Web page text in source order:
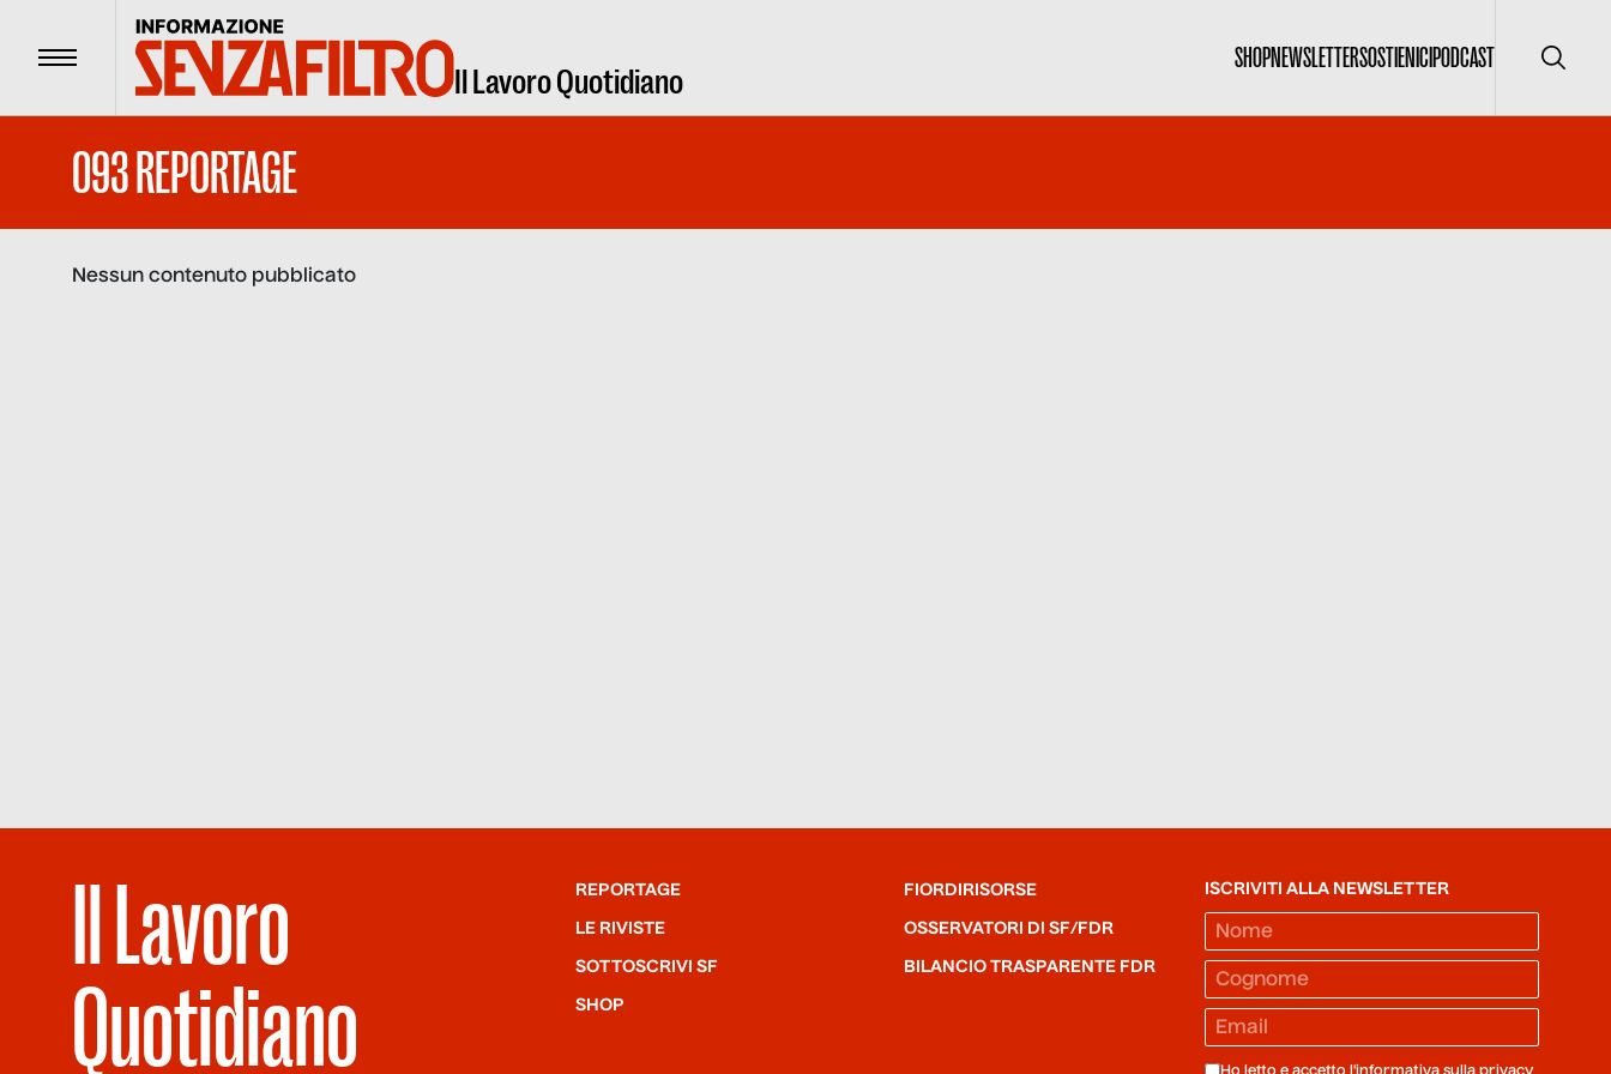
Menu Il Lavoro Quotidiano
SHOPNEWSLETTERSOSTIENICIPODCAST Cerca
093 REPORTAGE
Nessun contenuto pubblicato
Il Lavoro
Quotidiano
REPORTAGE
LE RIVISTE
SOTTOSCRIVI SF
SHOP
FIORDIRISORSE
OSSERVATORI DI SF/FDR
BILANCIO TRASPARENTE FDR
ISCRIVITI ALLA NEWSLETTER